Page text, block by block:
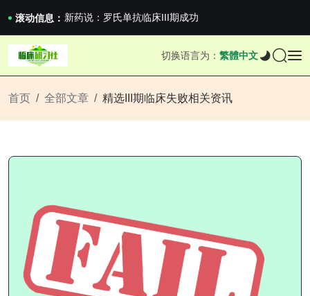
滚动信息： 新药说：罗氏单抗临床III期成功
新药说：哈佛大学：生男生女不是随机的，这样的...
国家药监局关于适用《E6（R3）：药物临床试...
沪上临研人：著名Global临床CRO在我国...
新药说：哈佛大学：生男生女不是随机的，这样的...
切换语言为： 繁體中文
首页 全部文章 精选III期临床失败相关资讯